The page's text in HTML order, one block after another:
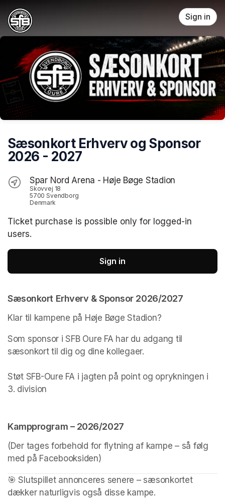
Skip header
Sign in
Sæsonkort Erhverv og Sponsor
2026 - 2027
Spar Nord Arena - Høje Bøge Stadion
Skovvej 18
5700 Svendborg
Denmark
Ticket purchase is possible only for logged-in
users.
Sign in
Sæsonkort Erhverv & Sponsor 2026/2027
Klar til kampene på Høje Bøge Stadion?
Som sponsor i SFB Oure FA har du adgang til
sæsonkort til dig og dine kollegaer.
Støt SFB-Oure FA i jagten på point og oprykningen i
3. division
Kampprogram – 2026/2027
(Der tages forbehold for flytning af kampe – så følg
med på Facebooksiden)
🎯 Slutspillet annonceres senere – sæsonkortet
dækker naturligvis også disse kampe.